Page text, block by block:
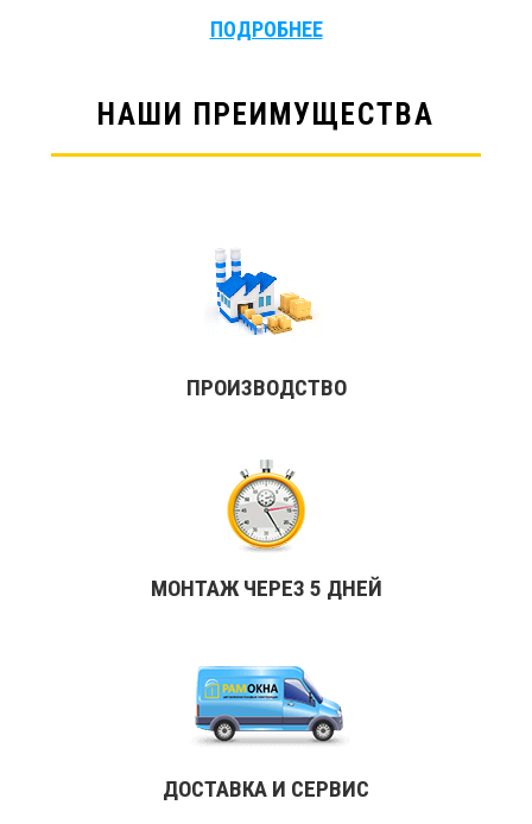
ПОДРОБНЕЕ
НАШИ ПРЕИМУЩЕСТВА
ПРОИЗВОДСТВО
МОНТАЖ ЧЕРЕЗ 5 ДНЕЙ
ДОСТАВКА И СЕРВИС